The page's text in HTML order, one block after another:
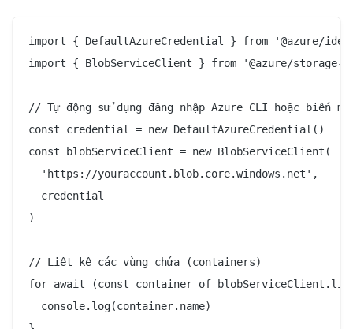
import { DefaultAzureCredential } from '@azure/
import { BlobServiceClient } from '@azure/storage-
// Tự động sử dụng đăng nhập Azure CLI hoặc biến
const credential = new DefaultAzureCredential()
const blobServiceClient = new BlobServiceClient(
  'https://youraccount.blob.core.windows.net',
  credential
)
// Liệt kê các vùng chứa (containers)
for await (const container of
  console.log(container.name)